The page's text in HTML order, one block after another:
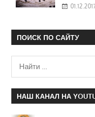
ПОИСК ПО САЙТУ
НАШ КАНАЛ НА